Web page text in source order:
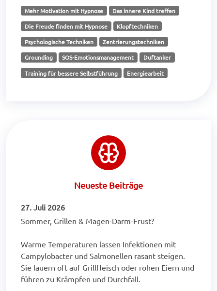
Mehr Motivation mit Hypnose Das innere Kind treffen
Die Freude finden mit Hypnose Klopftechniken
Psychologische Techniken Zentrierungstechniken
Grounding SOS-Emotionsmanagement Duftanker
Training für bessere Selbstführung Energiearbeit
Neueste Beiträge
27. Juli 2026
Sommer, Grillen & Magen-Darm-Frust?
Warme Temperaturen lassen Infektionen mit
Campylobacter und Salmonellen rasant steigen.
Sie lauern oft auf Grillfleisch oder rohen Eiern und
führen zu Krämpfen und Durchfall.